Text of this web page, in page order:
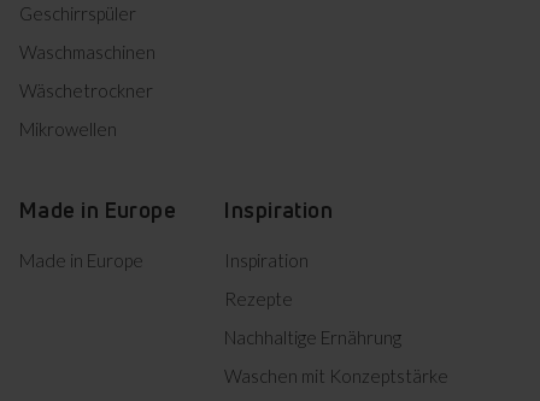
Einbauzeichnung
Product photo KMG 13179 E Herunterladen
Geschirrspüler
Waschmaschinen
Wäschetrockner
Mikrowellen
Made in Europe
Made in Europe
Inspiration
Inspiration
Rezepte
Nachhaltige Ernährung
Waschen mit Konzeptstärke